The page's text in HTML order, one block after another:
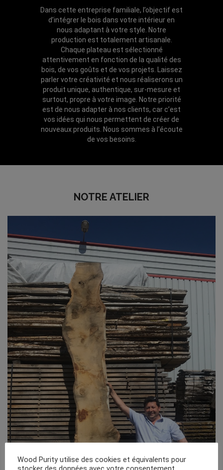
Dans cette entreprise familiale, l’objectif est
d’intégrer le bois dans votre intérieur en
nous adaptant à votre style. Notre
production est totalement artisanale.
Chaque plateau est sélectionné
attentivement en fonction de la qualité des
bois, de vos goûts et de vos projets. Laissez
parler votre créativité et nous réaliserons un
produit unique, authentique, sur-mesure et
surtout, propre à votre image. Notre priorité
est de nous adapter à nos clients, car c’est
vos idées qui nous permettent de créer de
nouveaux produits. Nous sommes à l’écoute
de vos besoins.
NOTRE ATELIER
Wood Purity utilise des cookies et équivalents pour